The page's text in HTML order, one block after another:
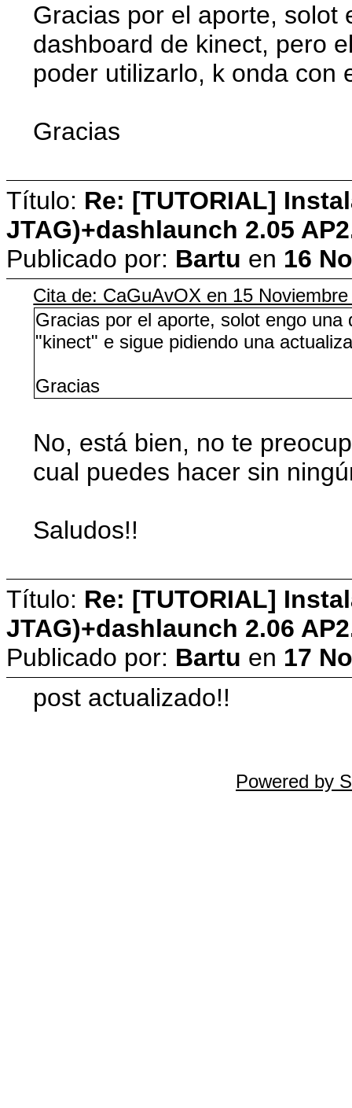
Gracias por el aporte, solot
dashboard de kinect, pero
poder utilizarlo, k onda con
Gracias
Título: Re: [TUTORIAL]
JTAG)+dashlaunch 2.05
Publicado por: Bartu en 16
Cita de: CaGuAvOX en 15
Gracias por el aporte, solot engo
"kinect" e sigue pidiendo una
Gracias
No, está bien, no te
cual puedes hacer sin
Saludos!!
Título: Re: [TUTORIAL]
JTAG)+dashlaunch 2.06
Publicado por: Bartu en 17
post actualizado!!
Powered by